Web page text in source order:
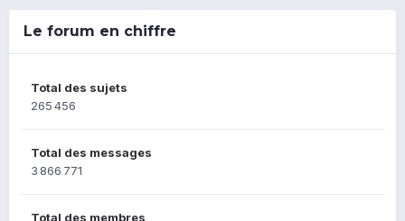
Le forum en chiffre
Total des sujets
265 456
Total des messages
3 866 771
Total des membres